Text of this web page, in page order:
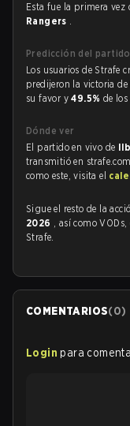
Esta fue la primera vez
Rangers .
Predicción del partido
Los usuarios de Strafe
predijeron la victoria de
su favor y49.5% de
Dónde ver
El partido en vivo de
transmitió en
como este, visita el
Sigue el resto de la
2026 , así como
Strafe.
COMENTARIOS(0)
Login para